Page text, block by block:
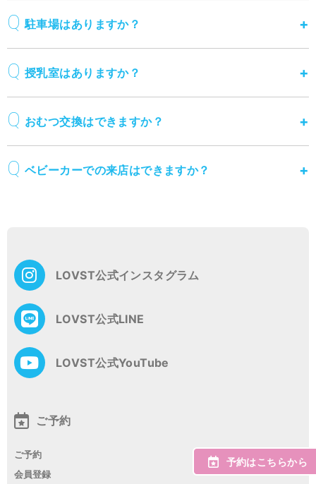
駐車場はありますか？
授乳室はありますか？
おむつ交換はできますか？
ベビーカーでの来店はできますか？
LOVST公式インスタグラム
LOVST公式LINE
LOVST公式YouTube
ご予約
ご予約
会員登録
予約はこちらから